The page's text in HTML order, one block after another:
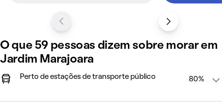
O que 59 pessoas dizem sobre morar em
Jardim Marajoara
Perto de estações de transporte público 80%